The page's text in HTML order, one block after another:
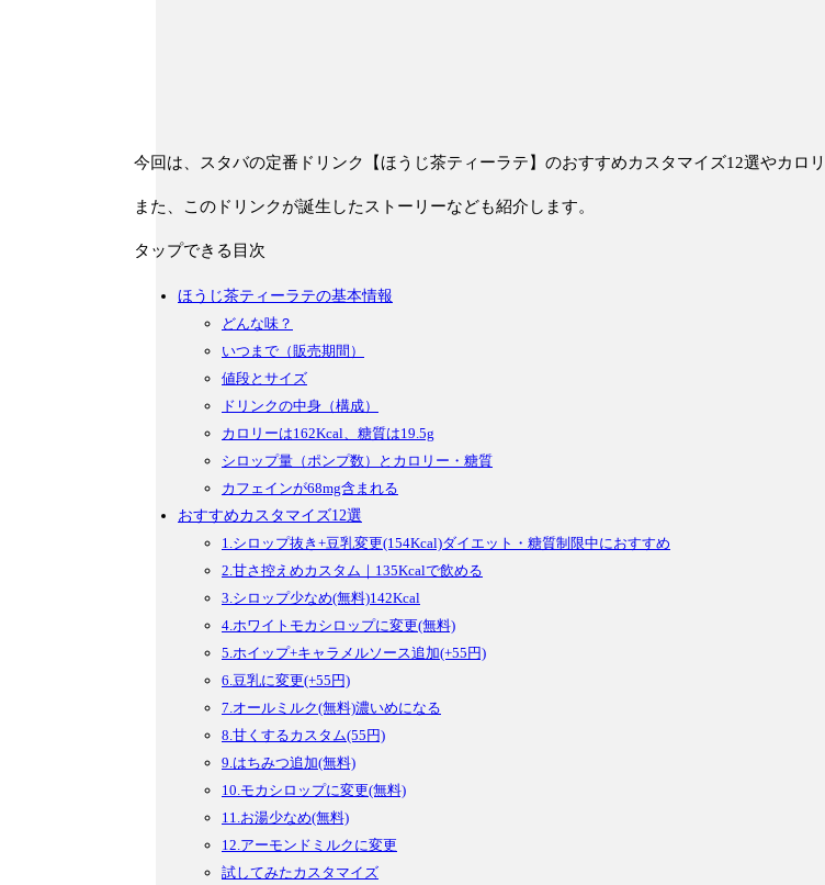
今回は、スタバの定番ドリンク【ほうじ茶ティーラテ】のおすすめカスタマイズ12選やカロ
また、このドリンクが誕生したストーリーなども紹介します。
タップできる目次
ほうじ茶ティーラテの基本情報
どんな味？
いつまで（販売期間）
値段とサイズ
ドリンクの中身（構成）
カロリーは162Kcal、糖質は19.5g
シロップ量（ポンプ数）とカロリー・糖質
カフェインが68mg含まれる
おすすめカスタマイズ12選
1.シロップ抜き+豆乳変更(154Kcal)ダイエット・糖質制限中におすすめ
2.甘さ控えめカスタム｜135Kcalで飲める
3.シロップ少なめ(無料)142Kcal
4.ホワイトモカシロップに変更(無料)
5.ホイップ+キャラメルソース追加(+55円)
6.豆乳に変更(+55円)
7.オールミルク(無料)濃いめになる
8.甘くするカスタム(55円)
9.はちみつ追加(無料)
10.モカシロップに変更(無料)
11.お湯少なめ(無料)
12.アーモンドミルクに変更
試してみたカスタマイズ